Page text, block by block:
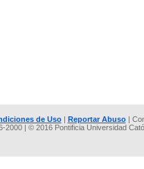
de Uso| Reportar Abuso|
2000 | © 2016 Pontificia Universidad